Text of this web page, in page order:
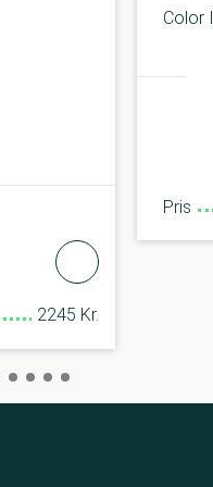
2245 Kr.
Color
Pris